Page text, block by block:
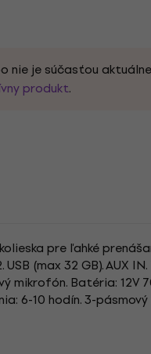
nie je súčasťou
produkt.
pre ľahké
(max 32 GB). AUX
mikrofón. Batéria: 12V
6-10 hodín. 3-